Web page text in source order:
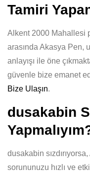
Tamiri
Alkent 2000 Mahallesi
arasında Akasya Pen,
anlayışı ile öne
güvenle bize emanet
Bize Ulaşın.
dusakabin
dusakabin
sorununuzu hızlı ve